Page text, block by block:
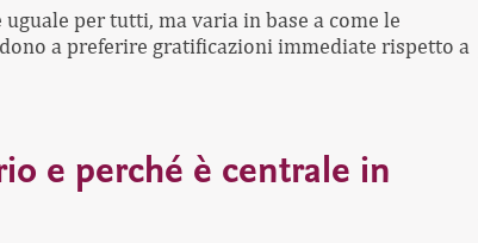
per tutti, ma varia in base a come le
a preferire gratificazioni immediate rispetto a
e perché è centrale in